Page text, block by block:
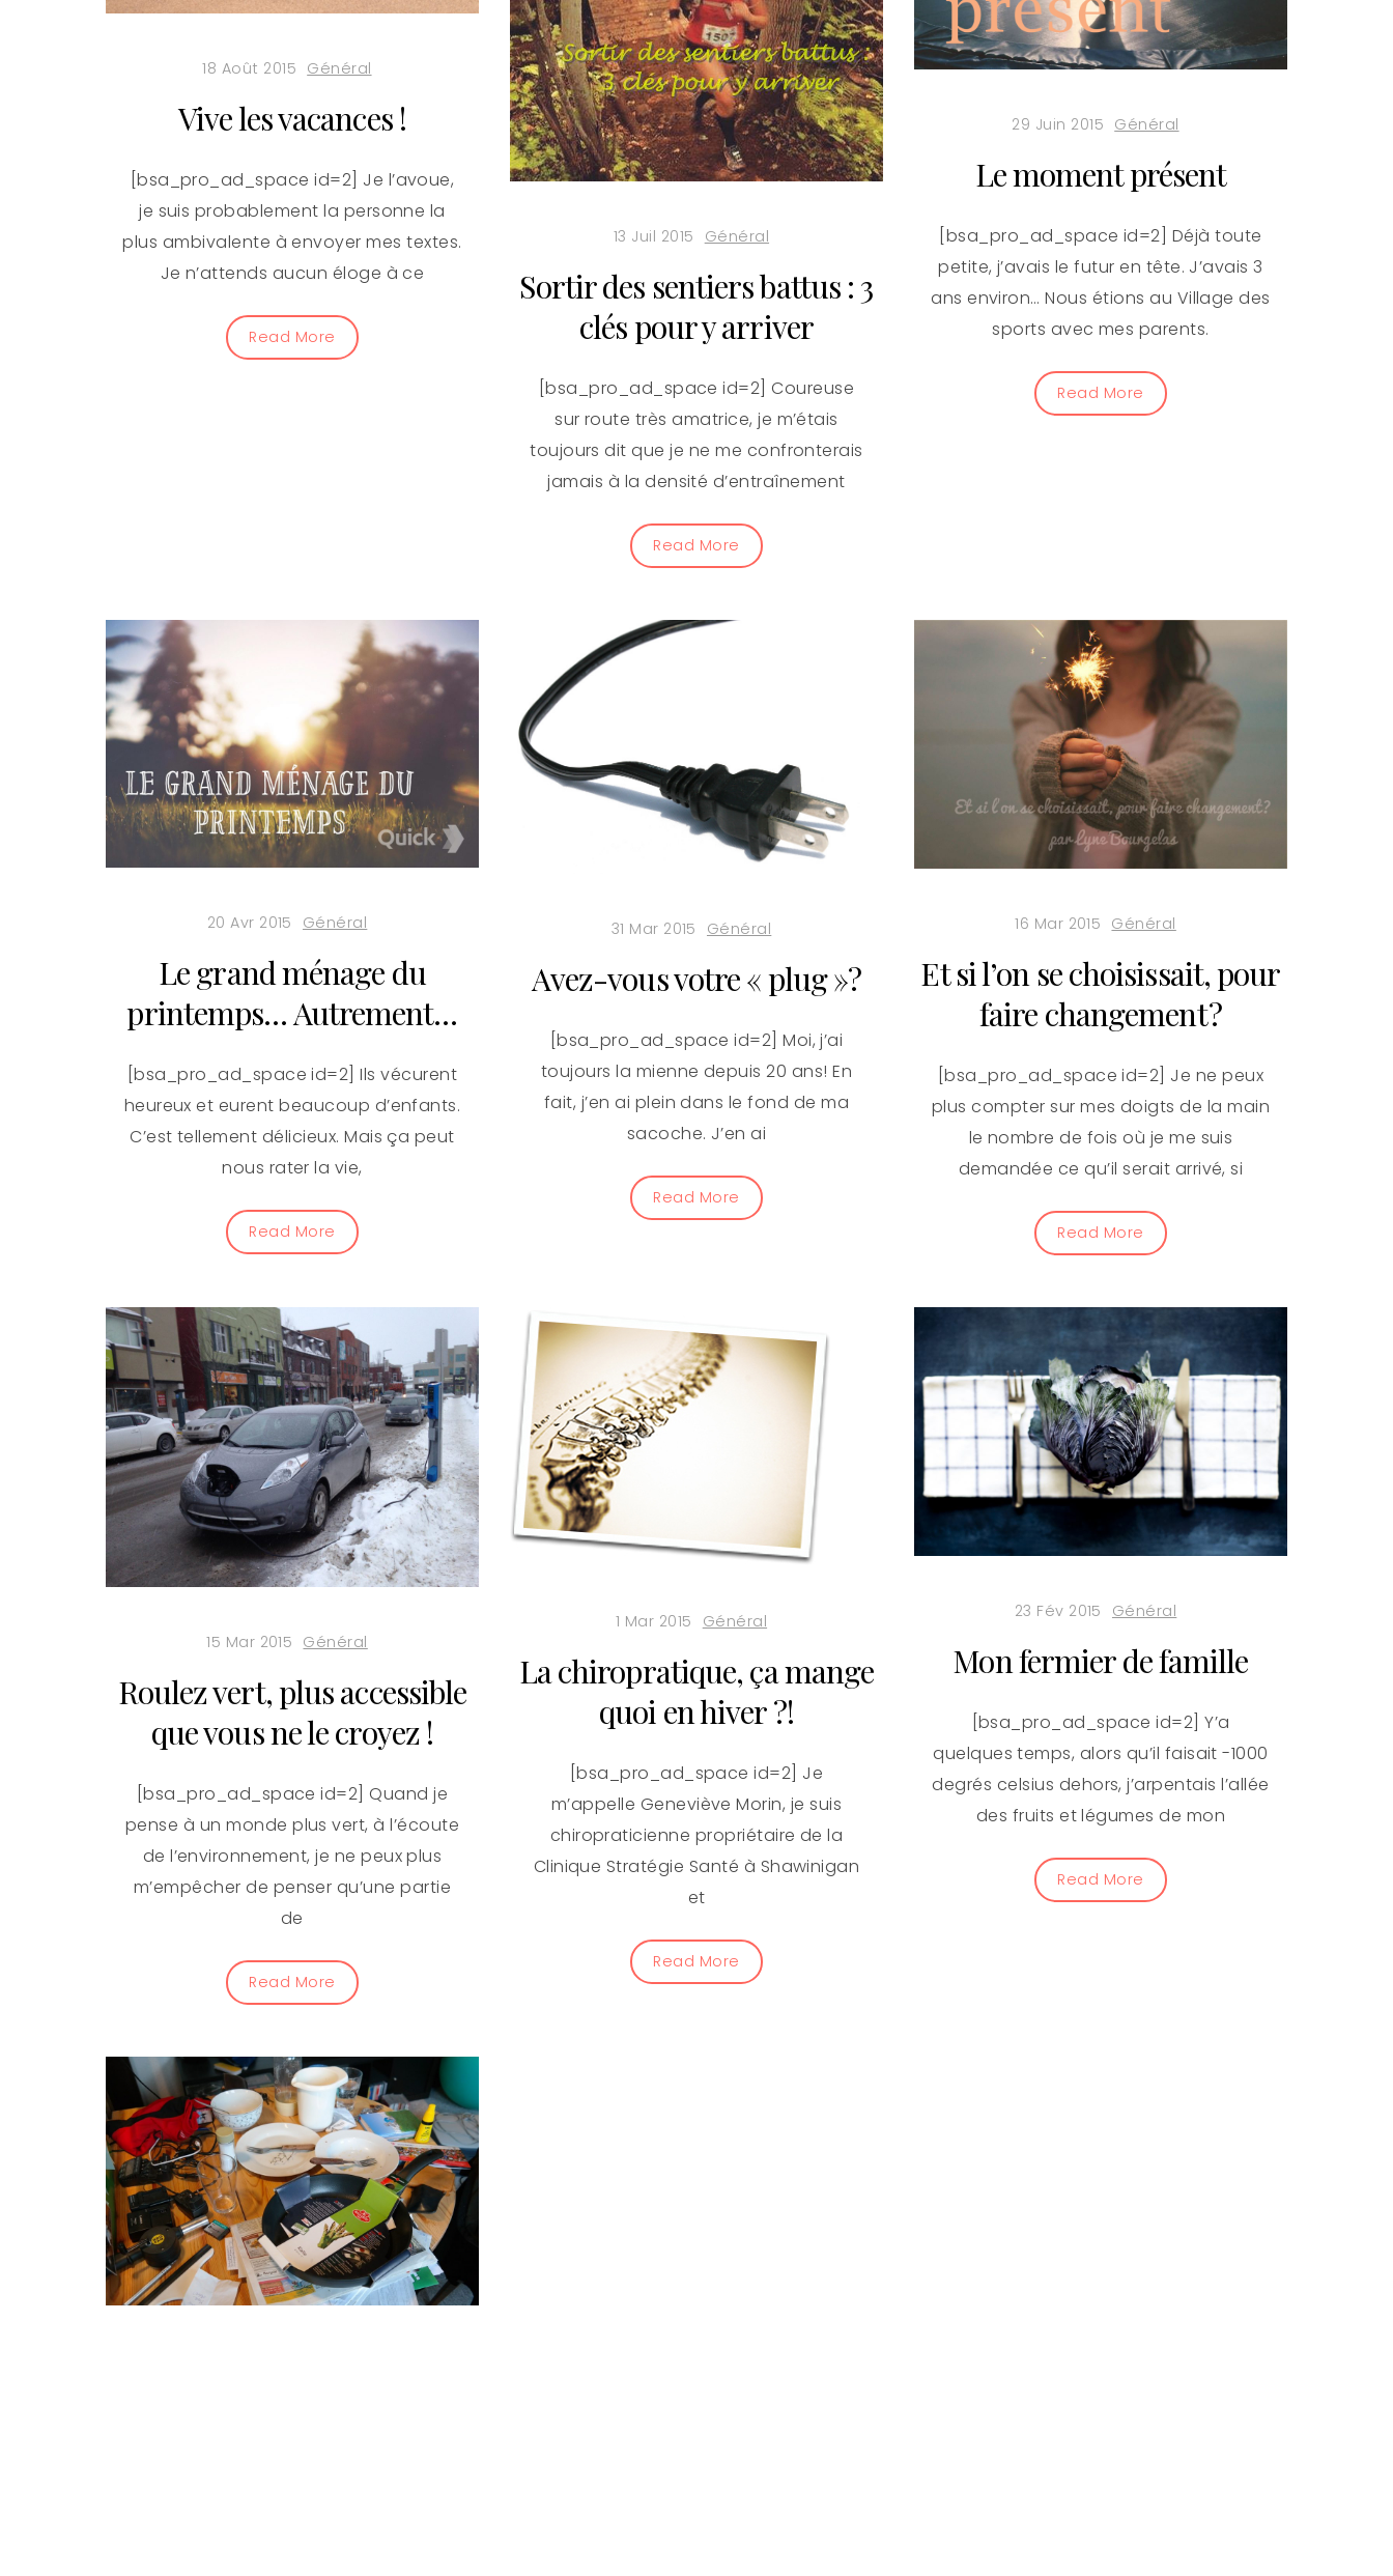
18 Août 2015 Général
Vive les vacances !
[bsa_pro_ad_space id=2] Je l’avoue,
je suis probablement la personne la
plus ambivalente à envoyer mes textes.
Je n’attends aucun éloge à ce
Read More
13 Juil 2015 Général
Sortir des sentiers battus : 3
clés pour y arriver
[bsa_pro_ad_space id=2] Coureuse
sur route très amatrice, je m’étais
toujours dit que je ne me confronterais
jamais à la densité d’entraînement
Read More
29 Juin 2015 Général
Le moment présent
[bsa_pro_ad_space id=2] Déjà toute
petite, j’avais le futur en tête. J’avais 3
ans environ… Nous étions au Village des
sports avec mes parents.
Read More
20 Avr 2015 Général
Le grand ménage du
printemps… Autrement…
[bsa_pro_ad_space id=2] Ils vécurent
heureux et eurent beaucoup d’enfants.
C’est tellement délicieux. Mais ça peut
nous rater la vie,
Read More
31 Mar 2015 Général
Avez-vous votre « plug »?
[bsa_pro_ad_space id=2] Moi, j’ai
toujours la mienne depuis 20 ans! En
fait, j’en ai plein dans le fond de ma
sacoche. J’en ai
Read More
16 Mar 2015 Général
Et si l’on se choisissait, pour
faire changement ?
[bsa_pro_ad_space id=2] Je ne peux
plus compter sur mes doigts de la main
le nombre de fois où je me suis
demandée ce qu’il serait arrivé, si
Read More
15 Mar 2015 Général
Roulez vert, plus accessible
que vous ne le croyez !
[bsa_pro_ad_space id=2] Quand je
pense à un monde plus vert, à l’écoute
de l’environnement, je ne peux plus
m’empêcher de penser qu’une partie
de
Read More
1 Mar 2015 Général
La chiropratique, ça mange
quoi en hiver ?!
[bsa_pro_ad_space id=2] Je
m’appelle Geneviève Morin, je suis
chiropraticienne propriétaire de la
Clinique Stratégie Santé à Shawinigan
et
Read More
23 Fév 2015 Général
Mon fermier de famille
[bsa_pro_ad_space id=2] Y’a
quelques temps, alors qu’il faisait -1000
degrés celsius dehors, j’arpentais l’allée
des fruits et légumes de mon
Read More